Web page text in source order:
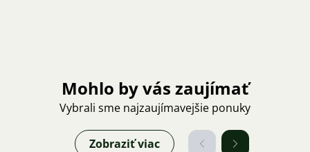
Mohlo by vás zaujímať
Vybrali sme najzaujímavejšie ponuky
Zobraziť viac